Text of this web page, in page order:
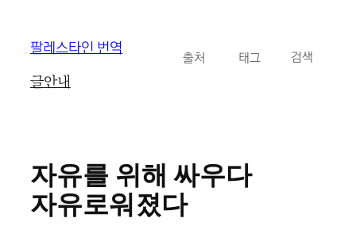
팔레스타인 번역
글안내
카테고리 태그 검색
자유를 위해 싸우다
자유로워졌다